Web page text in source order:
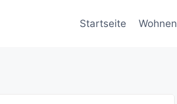
Startseite Wohnen